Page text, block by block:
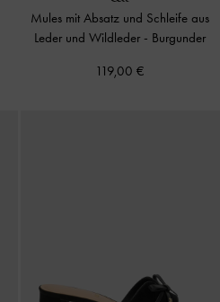
Mules mit Absatz und Schleife aus
Leder und Wildleder - Burgunder
119,00 €